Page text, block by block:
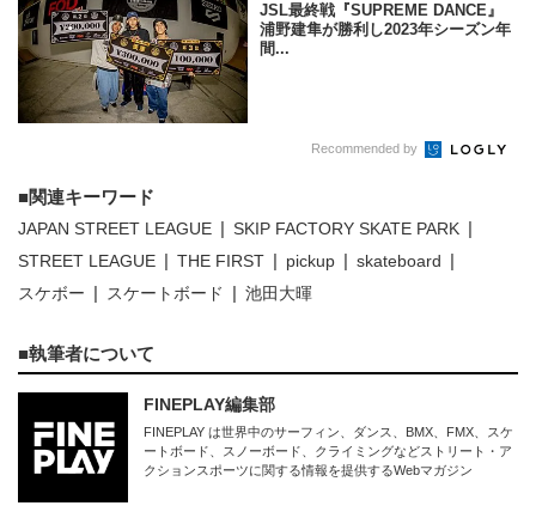
JSL最終戦『SUPREME DANCE』
浦野建隼が勝利し2023年シーズン年
間...
Recommended by
関連キーワード
JAPAN STREET LEAGUE
SKIP FACTORY SKATE PARK
STREET LEAGUE
THE FIRST pickup
skateboard
スケボー
スケートボード 池田大暉
執筆者について
FINEPLAY編集部
FINEPLAY は世界中のサーフィン、ダンス、BMX、FMX、スケ
ートボード、スノーボード、クライミングなどストリート・ア
クションスポーツに関する情報を提供するWebマガジン